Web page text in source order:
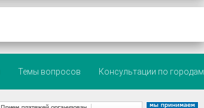
Темы вопросов Консультации по городам